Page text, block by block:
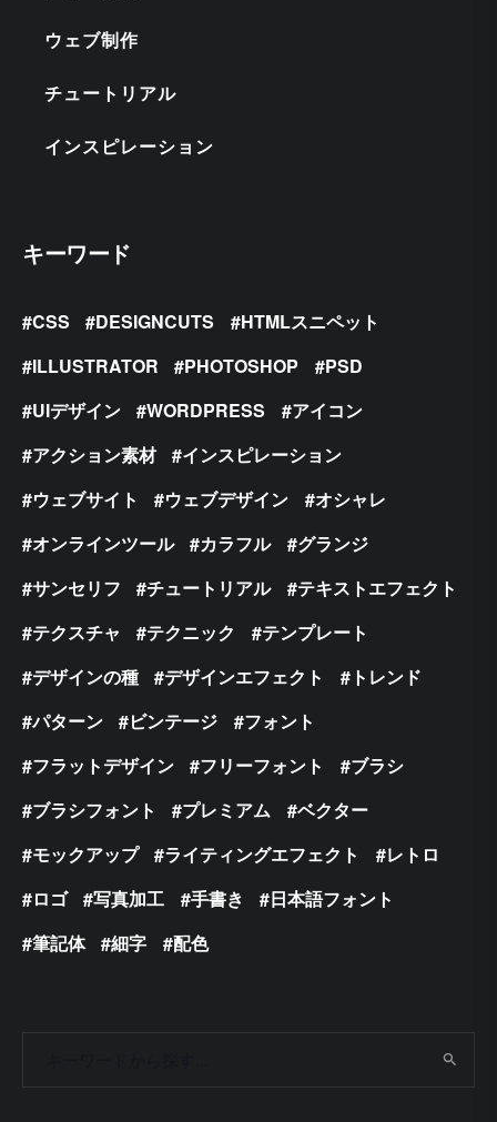
ウェブ制作
チュートリアル
インスピレーション
キーワード
CSS DESIGNCUTS
HTMLスニペット
ILLUSTRATOR
PHOTOSHOP
PSD
UIデザイン
WORDPRESS
アイコン
アクション素材
インスピレーション
ウェブサイト
ウェブデザイン
オシャレ
オンラインツール
カラフル
グランジ
サンセリフ
チュートリアル
テキストエフェクト
テクスチャ
テクニック
テンプレート
デザインの種
デザインエフェクト
トレンド
パターン
ビンテージ
フォント
フラットデザイン
フリーフォント
ブラシ
ブラシフォント
プレミアム
ベクター
モックアップ
ライティングエフェクト
レトロ
ロゴ
写真加工 手書き
日本語フォント
筆記体
細字 配色